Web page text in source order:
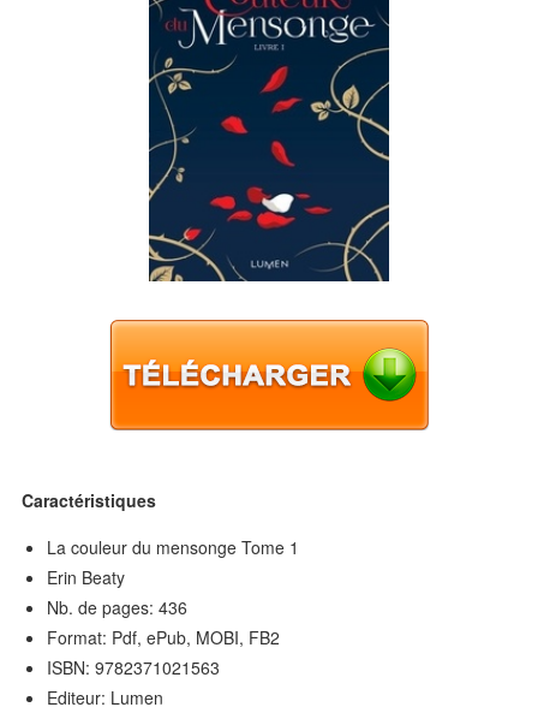
Caractéristiques
La couleur du mensonge Tome 1
Erin Beaty
Nb. de pages: 436
Format: Pdf, ePub, MOBI, FB2
ISBN: 9782371021563
Editeur: Lumen